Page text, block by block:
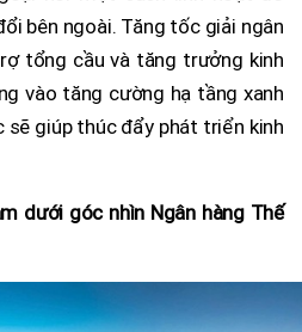
bên ngoài. Tăng tốc giải ngân
tổng cầu và tăng trưởng kinh
vào tăng cường hạ tầng xanh
sẽ giúp thúc đẩy phát triển kinh
dưới góc nhìn Ngân hàng Thế